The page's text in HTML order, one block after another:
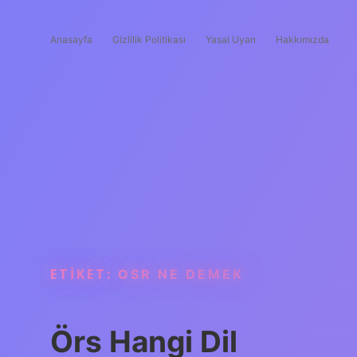
Anasayfa Gizlilik Politikası Yasal Uyarı Hakkımızda
ETIKET: OSR NE DEMEK
Örs Hangi Dil